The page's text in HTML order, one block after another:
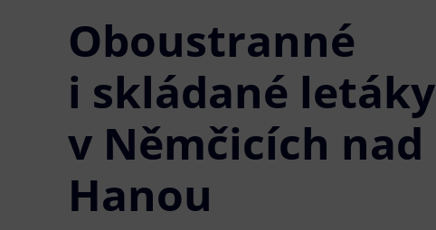
Oboustranné
i skládané letáky
v Němčicích nad
Hanou